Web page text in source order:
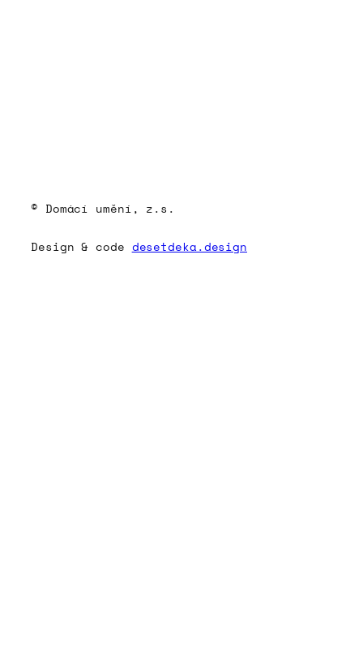
© Domácí umění, z.s.
Design & code desetdeka.design